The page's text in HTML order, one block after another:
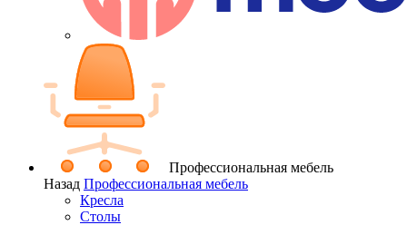
Профессиональная мебель
Назад Профессиональная мебель
Кресла
Столы